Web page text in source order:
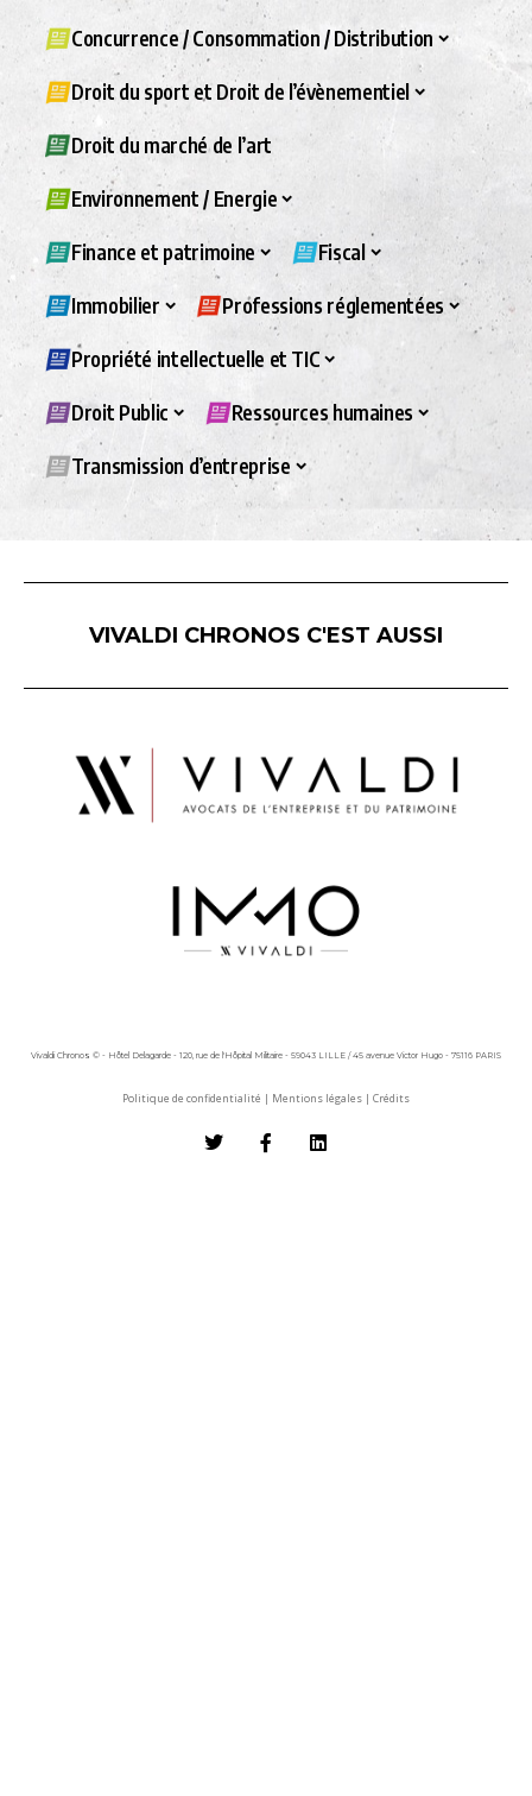
Concurrence / Consommation / Distribution
Droit du sport et Droit de l’évènementiel
Droit du marché de l’art
Environnement / Energie
Finance et patrimoine Fiscal
Immobilier Professions réglementées
Propriété intellectuelle et TIC
Droit Public Ressources humaines
Transmission d’entreprise
VIVALDI CHRONOS C'EST AUSSI
Vivaldi Chronos © - Hôtel Delagarde - 120, rue de l'Hôpital Militaire - 59043 LILLE / 45 avenue Victor Hugo - 75116 PARIS
Politique de confidentialité | Mentions légales | Crédits